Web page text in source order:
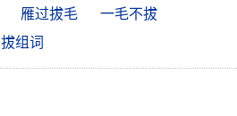
雁过拔毛
一毛不拔
拔组词